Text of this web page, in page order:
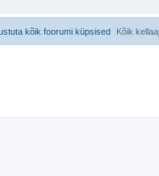
Kõik
kõik foorumi küpsised